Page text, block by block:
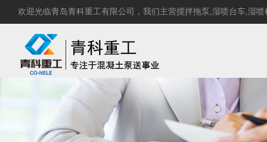
欢迎光临青岛青科重工有限公司，我们主营搅拌拖泵 ,湿喷台车,湿喷